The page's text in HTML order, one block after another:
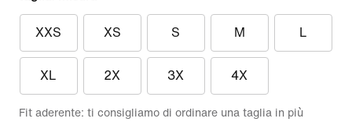
XXS XS S M L
XL 2X 3X 4X
Fit aderente: ti consigliamo di ordinare una taglia in più